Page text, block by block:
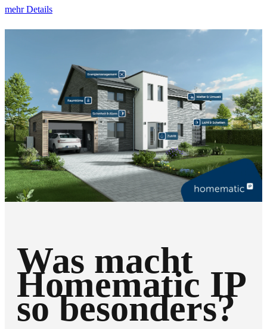
mehr Details
Was macht
Homematic IP
so besonders?